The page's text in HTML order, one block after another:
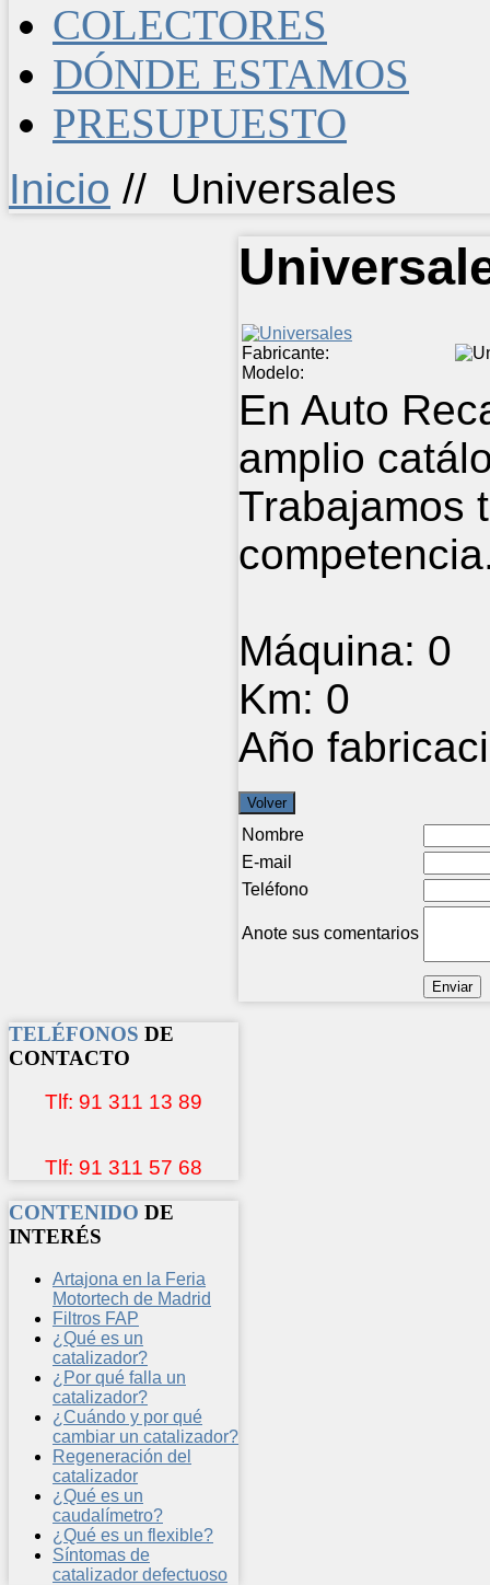
COLECTORES
DÓNDE ESTAMOS
PRESUPUESTO
Inicio // Universales
Fabricante:
Modelo:
En Auto
amplio
Trabajamos
Máquina: 0
Km: 0
Año
Nombre
E-mail
Teléfono
Anote sus comentarios
TELÉFONOS DE
CONTACTO
Tlf: 91 311 13 89
Tlf: 91 311 57 68
CONTENIDO DE
INTERÉS
Artajona en la Feria
Motortech de Madrid
Filtros FAP
¿Qué es un
catalizador?
¿Por qué falla un
catalizador?
¿Cuándo y por qué
cambiar un catalizador?
Regeneración del
catalizador
¿Qué es un
caudalímetro?
¿Qué es un flexible?
Síntomas de
catalizador defectuoso